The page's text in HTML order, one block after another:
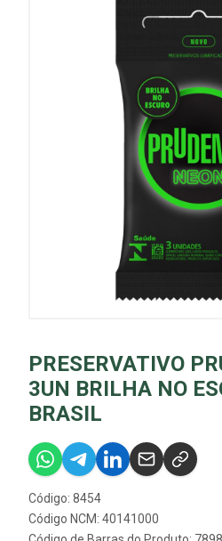
PRESERVATIVO
3UN BRILHA NO
BRASIL
Código: 8454
Código NCM: 40141000